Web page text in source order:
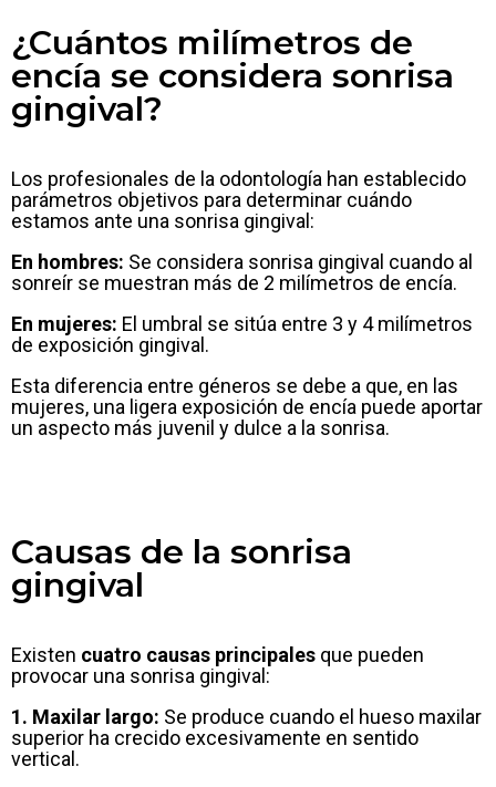
¿Cuántos milímetros de
encía se considera sonrisa
gingival?
Los profesionales de la odontología han establecido
parámetros objetivos para determinar cuándo
estamos ante una sonrisa gingival:
En hombres: Se considera sonrisa gingival cuando al
sonreír se muestran más de 2 milímetros de encía.
En mujeres: El umbral se sitúa entre 3 y 4 milímetros
de exposición gingival.
Esta diferencia entre géneros se debe a que, en las
mujeres, una ligera exposición de encía puede aportar
un aspecto más juvenil y dulce a la sonrisa.
Causas de la sonrisa
gingival
Existen cuatro causas principales que pueden
provocar una sonrisa gingival:
1. Maxilar largo: Se produce cuando el hueso maxilar
superior ha crecido excesivamente en sentido
vertical.